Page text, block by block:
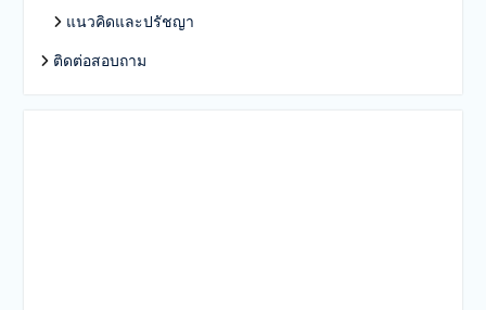
แนวคิดและปรัชญา
ติดต่อสอบถาม